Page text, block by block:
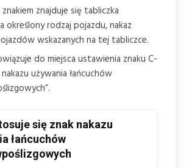
znajduje się tabliczka
określony rodzaj pojazdu, nakaz
wskazanych na tej tabliczce.
do miejsca ustawienia znaku C-
używania łańcuchów
się znak nakazu
łańcuchów